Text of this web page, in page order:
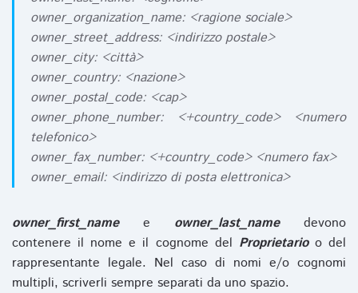
owner_organization_name: <ragione sociale>
owner_street_address: <indirizzo postale>
owner_city: <città>
owner_country: <nazione>
owner_postal_code: <cap>
owner_phone_number: <+country_code> <numero
telefonico>
owner_fax_number: <+country_code> <numero fax>
owner_email: <indirizzo di posta elettronica>
owner_first_namee owner_last_namedevono
contenere il nome e il cognome del Proprietarioo del
rappresentante legale. Nel caso di nomi e/o cognomi
multipli, scriverli sempre separati da uno spazio.